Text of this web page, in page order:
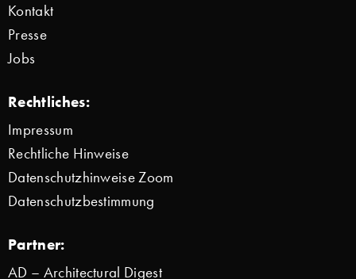
Kontakt
Presse
Jobs
Rechtliches:
Impressum
Rechtliche Hinweise
Datenschutzhinweise Zoom
Datenschutzbestimmung
Partner:
AD – Architectural Digest